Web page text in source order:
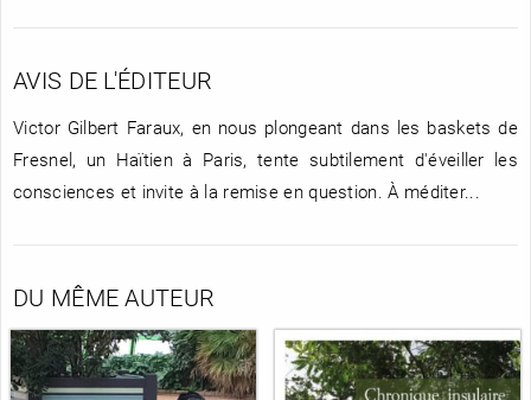
AVIS DE L'ÉDITEUR
Victor Gilbert Faraux, en nous plongeant dans les baskets de
Fresnel, un Haïtien à Paris, tente subtilement d'éveiller les
consciences et invite à la remise en question. À méditer...
DU MÊME AUTEUR